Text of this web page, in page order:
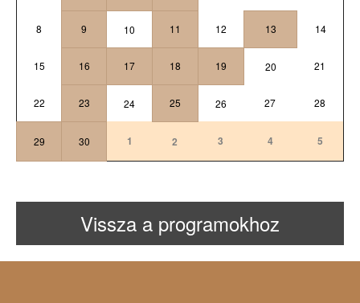
8 9 10 11 12 13 14
15 16 17 18 19 20 21
22 23 24 25 26 27 28
29 30 1 2 3 4 5
Vissza a programokhoz